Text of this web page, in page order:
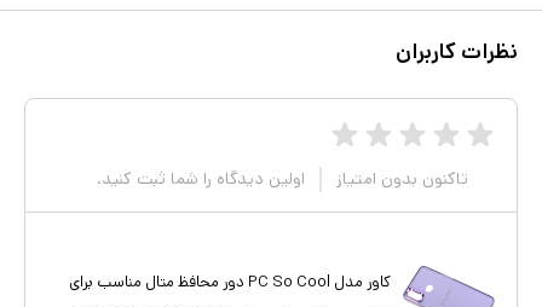
نظرات کاربران
تاکنون بدون امتیاز اولین دیدگاه را شما ثبت کنید.
کاور مدل PC So Cool دور محافظ متال مناسب برای